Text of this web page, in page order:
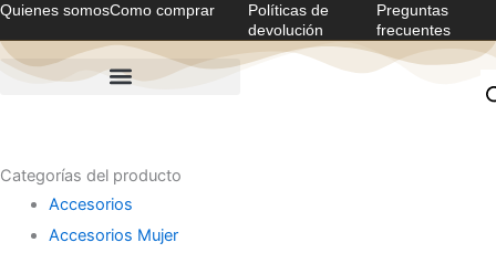
Ir
al
contenido
Quienes somosComo comprar
Políticas de
devolución
Preguntas
frecuentes
Categorías del producto
Accesorios
Accesorios Mujer